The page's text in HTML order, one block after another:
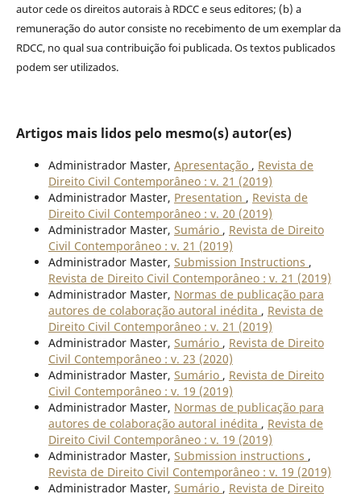
autor cede os direitos autorais à RDCC e seus editores; (b) a
remuneração do autor consiste no recebimento de um exemplar da
RDCC, no qual sua contribuição foi publicada. Os textos publicados
podem ser utilizados.
Artigos mais lidos pelo mesmo(s) autor(es)
Administrador Master, Apresentação , Revista de
Direito Civil Contemporâneo : v. 21 (2019)
Administrador Master, Presentation , Revista de
Direito Civil Contemporâneo : v. 20 (2019)
Administrador Master, Sumário , Revista de Direito
Civil Contemporâneo : v. 21 (2019)
Administrador Master, Submission Instructions ,
Revista de Direito Civil Contemporâneo : v. 21 (2019)
Administrador Master, Normas de publicação para
autores de colaboração autoral inédita , Revista de
Direito Civil Contemporâneo : v. 21 (2019)
Administrador Master, Sumário , Revista de Direito
Civil Contemporâneo : v. 23 (2020)
Administrador Master, Sumário , Revista de Direito
Civil Contemporâneo : v. 19 (2019)
Administrador Master, Normas de publicação para
autores de colaboração autoral inédita , Revista de
Direito Civil Contemporâneo : v. 19 (2019)
Administrador Master, Submission instructions ,
Revista de Direito Civil Contemporâneo : v. 19 (2019)
Administrador Master, Sumário , Revista de Direito